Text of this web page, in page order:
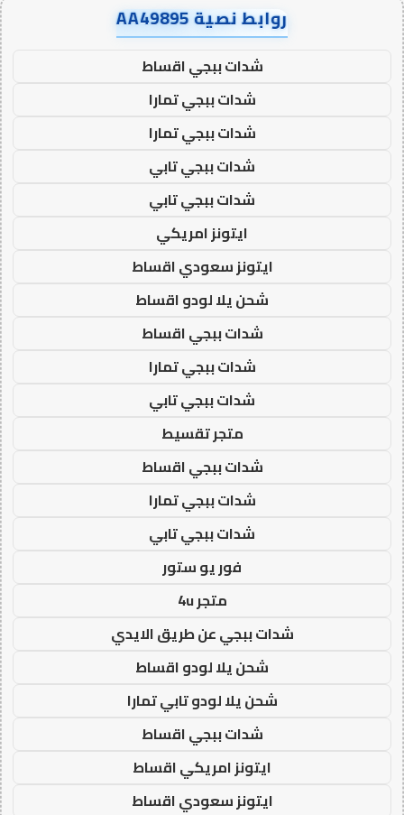
روابط نصية AA49895
شدات ببجي اقساط
شدات ببجي تمارا
شدات ببجي تمارا
شدات ببجي تابي
شدات ببجي تابي
ايتونز امريكي
ايتونز سعودي اقساط
شحن يلا لودو اقساط
شدات ببجي اقساط
شدات ببجي تمارا
شدات ببجي تابي
متجر تقسيط
شدات ببجي اقساط
شدات ببجي تمارا
شدات ببجي تابي
فور يو ستور
متجر 4u
شدات ببجي عن طريق الايدي
شحن يلا لودو اقساط
شحن يلا لودو تابي تمارا
شدات ببجي اقساط
ايتونز امريكي اقساط
ايتونز سعودي اقساط